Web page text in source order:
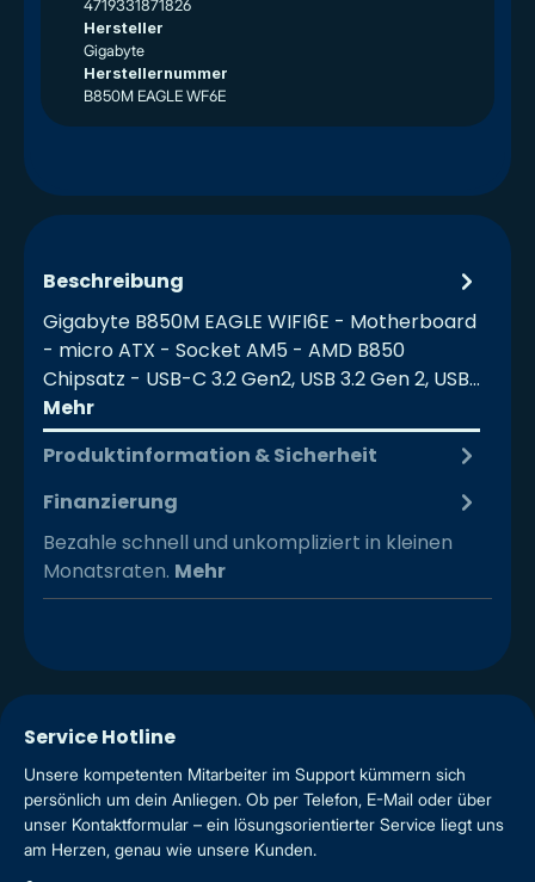
4719331871826
Hersteller
Gigabyte
Herstellernummer
B850M EAGLE WF6E
Beschreibung
Gigabyte B850M EAGLE WIFI6E - Motherboard
- micro ATX - Socket AM5 - AMD B850
Chipsatz - USB-C 3.2 Gen2, USB 3.2 Gen 2, USB…
Mehr
Produktinformation & Sicherheit
Finanzierung
Bezahle schnell und unkompliziert in kleinen
Monatsraten. Mehr
Service Hotline
Unsere kompetenten Mitarbeiter im Support kümmern sich
persönlich um dein Anliegen. Ob per Telefon, E-Mail oder über
unser Kontaktformular – ein lösungsorientierter Service liegt uns
am Herzen, genau wie unsere Kunden.